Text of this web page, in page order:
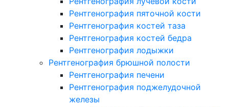
Рентгенография пяточной кости
Рентгенография костей таза
Рентгенография костей бедра
Рентгенография лодыжки
Рентгенография брюшной полости
Рентгенография печени
Рентгенография поджелудочной
железы